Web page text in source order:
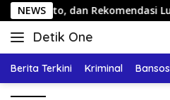
Langsung
ke
konten
NEWS
dan Rekomendasi Lumpia
Detik One
Tajam
Fakta
Berita Terkini Kriminal Bansos